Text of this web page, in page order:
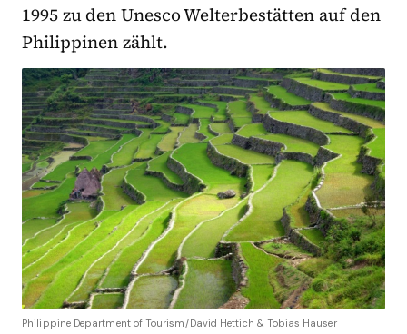
1995 zu den Unesco Welterbestätten auf den
Philippinen zählt.
Philippine Department of Tourism/David Hettich & Tobias Hauser